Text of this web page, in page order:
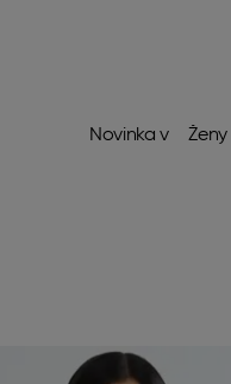
Novinka v Ženy